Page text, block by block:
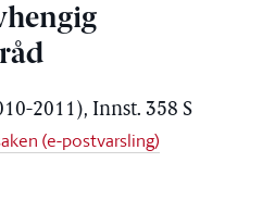
2011), Innst. 358 S
(e-postvarsling)